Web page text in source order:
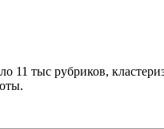
11 тыс рубриков,